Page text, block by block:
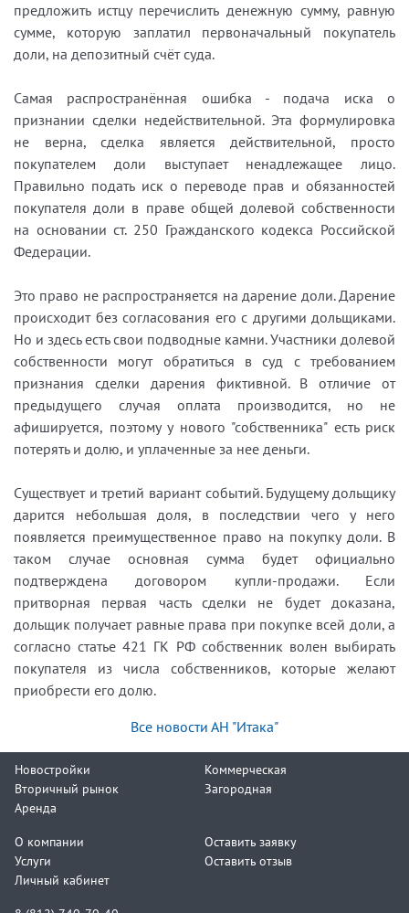
предложить истцу перечислить денежную сумму, равную
сумме, которую заплатил первоначальный покупатель
доли, на депозитный счёт суда.
Самая распространённая ошибка - подача иска о
признании сделки недействительной. Эта формулировка
не верна, сделка является действительной, просто
покупателем доли выступает ненадлежащее лицо.
Правильно подать иск о переводе прав и обязанностей
покупателя доли в праве общей долевой собственности
на основании ст. 250 Гражданского кодекса Российской
Федерации.
Это право не распространяется на дарение доли. Дарение
происходит без согласования его с другими дольщиками.
Но и здесь есть свои подводные камни. Участники долевой
собственности могут обратиться в суд с требованием
признания сделки дарения фиктивной. В отличие от
предыдущего случая оплата производится, но не
афишируется, поэтому у нового "собственника" есть риск
потерять и долю, и уплаченные за нее деньги.
Существует и третий вариант событий. Будущему дольщику
дарится небольшая доля, в последствии чего у него
появляется преимущественное право на покупку доли. В
таком случае основная сумма будет официально
подтверждена договором купли-продажи. Если
притворная первая часть сделки не будет доказана,
дольщик получает равные права при покупке всей доли, а
согласно статье 421 ГК РФ собственник волен выбирать
покупателя из числа собственников, которые желают
приобрести его долю.
Все новости АН "Итака"
Новостройки
Вторичный рынок
Аренда
Коммерческая
Загородная
О компании
Услуги
Личный кабинет
Оставить заявку
Оставить отзыв